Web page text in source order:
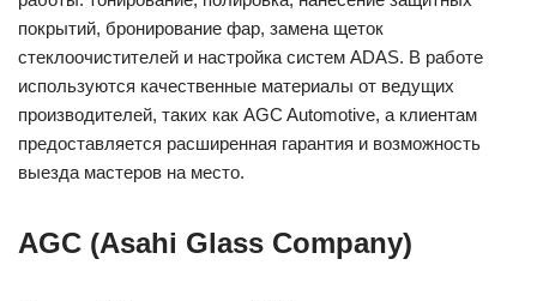
покрытий, бронирование фар, замена щеток
стеклоочистителей и настройка систем ADAS. В работе
используются качественные материалы от ведущих
производителей, таких как AGC Automotive, а клиентам
предоставляется расширенная гарантия и возможность
выезда мастеров на место.
AGC (Asahi Glass Company)